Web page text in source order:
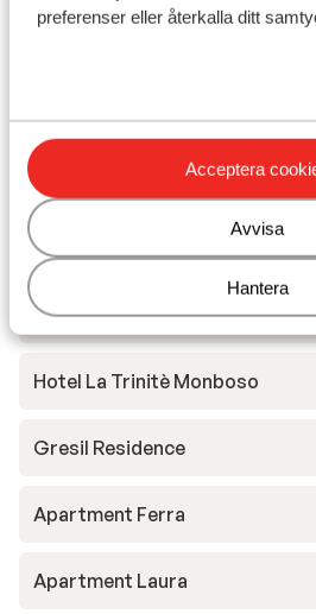
preferenser eller återkalla ditt
Acceptera
Avvisa
Hantera
Utrustning
Andra boenden i
Residence dei Walser
Hotel La Trinitè Monboso
Gresil Residence
Apartment Ferra
Apartment Laura